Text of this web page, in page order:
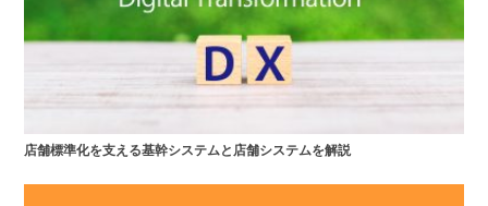
店舗標準化を支える基幹システムと店舗システムを解説